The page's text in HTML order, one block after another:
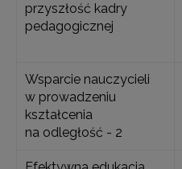
przyszłość kadry
pedagogicznej
Wsparcie nauczycieli
w prowadzeniu
kształcenia
na odległość - 2